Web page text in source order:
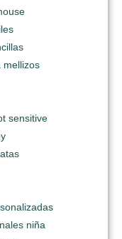
mellizos
sensitive
niña